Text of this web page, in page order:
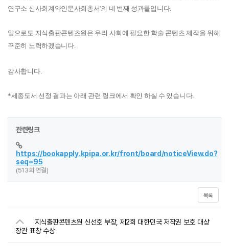
연구소 신사회계약인문사회총서'의 네 번째 성과물입니다.
앞으로도 지식출판콘텐츠원은 우리 사회에 필요한 학술 콘텐츠 제작을 위해
꾸준히 노력하겠습니다.
감사합니다.
*세종도서 선정 결과는 아래 관련 링크에서 확인 하실 수 있습니다.
관련링크
https://bookapply.kpipa.or.kr/front/board/noticeView.do?
seq=95
(513회 연결)
목록
지식출판콘텐츠원 신선호 부장, 제2회 대한민국 저작권 보호 대상
장관 표창 수상